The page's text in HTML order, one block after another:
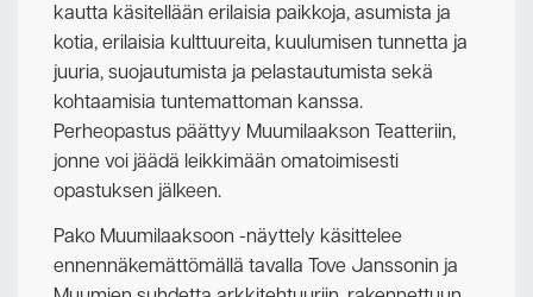
kautta käsitellään erilaisia paikkoja, asumista ja
kotia, erilaisia kulttuureita, kuulumisen tunnetta ja
juuria, suojautumista ja pelastautumista sekä
kohtaamisia tuntemattoman kanssa.
Perheopastus päättyy Muumilaakson Teatteriin,
jonne voi jäädä leikkimään omatoimisesti
opastuksen jälkeen.
Pako Muumilaaksoon -näyttely käsittelee
ennennäkemättömällä tavalla Tove Janssonin ja